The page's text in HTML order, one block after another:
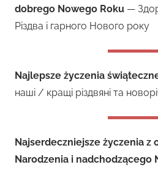
dobrego Nowego Roku —
Різдва і гарного Нового року
Najlepsze życzenia
наші / кращі різдвяні та
Najserdeczniejsze życzenia z
Narodzenia i nadchodzącego